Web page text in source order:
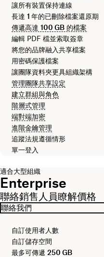
讓所有裝置保持連線
長達 1 年的已刪除檔案還原期
傳遞高達 100 GB 的檔案
編輯 PDF 檔並索取簽章
將您的品牌融入共享檔案
用密碼保護檔案
讓團隊資料夾更具組織架構
管理團隊共享設定
建立群組與角色
階層式管理
端對端加密
進階金鑰管理
追蹤法規遵循情形
單一登入
適合大型組織
Enterprise
聯絡銷售人員瞭解價格
聯絡我們
自訂使用者人數
自訂儲存空間
最多可傳遞 250 GB